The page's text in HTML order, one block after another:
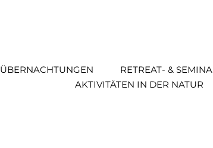
ÜBER­NACH­TUNGEN RETREAT- &
AKTI­VI­TÄTEN IN DER NATUR